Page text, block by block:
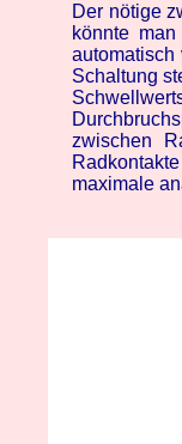
Der nötige
könnte
Schaltung
zwischen
maximale